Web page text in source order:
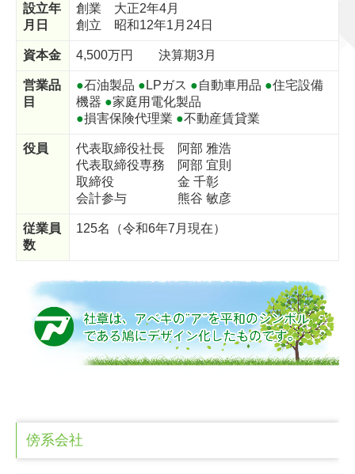
プライバシーポリシー
会社説明会のご案内
設立年
月日
創業 大正2年4月
創立 昭和12年1月24日
資本金 4,500万円 決算期3月
営業品
目
●石油製品 ● LPガス ●自動車用品 ●住宅設備
機器 ●家庭用電化製品
●損害保険代理業 ●不動産賃貸業
役員
代表取締役社長 阿部 雅浩
代表取締役専務 阿部 宜則
取締役 金 千彰
会計参与 熊谷 敏彦
従業員
数
125名（令和6年7月現在）
傍系会社